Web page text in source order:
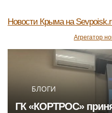
Новости Крыма на
Агрегатор
БЛОГИ
ГК «КОРТРОС»